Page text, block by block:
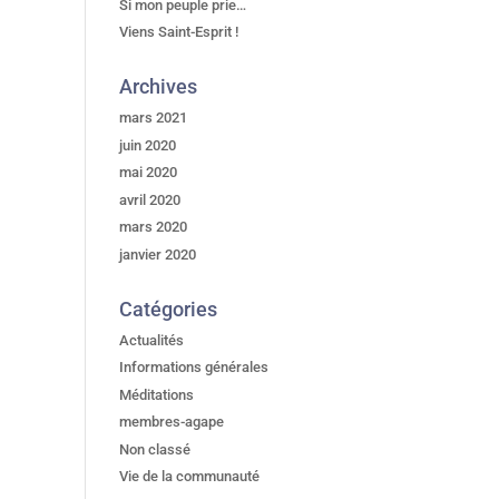
Si mon peuple prie…
Viens Saint-Esprit !
Archives
mars 2021
juin 2020
mai 2020
avril 2020
mars 2020
janvier 2020
Catégories
Actualités
Informations générales
Méditations
membres-agape
Non classé
Vie de la communauté